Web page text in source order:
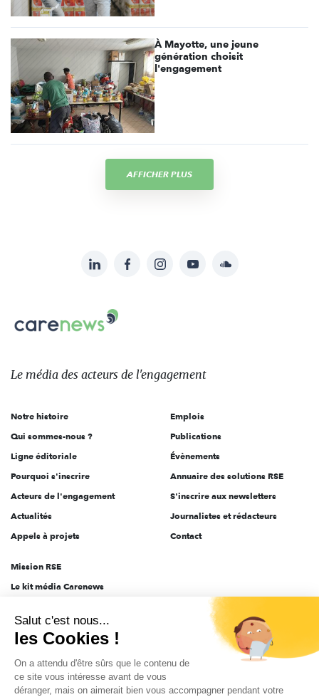
À Mayotte, une jeune
génération choisit
l'engagement
AFFICHER PLUS
sur:
LinkedInFacebookInstagramYouTubeSoundcloud
Carenews,
Le
des
l'engagement
Le média des acteurs de l'engagement
Notre histoire
Qui sommes-nous ?
Ligne éditoriale
Pourquoi s'inscrire
Acteurs de l'engagement
Actualités
Appels à projets
Emplois
Publications
Évènements
Annuaire des solutions RSE
S'inscrire aux newsletters
Journalistes et rédacteurs
Contact
Mission RSE
Le kit média Carenews
AEF info
Novethic
PRODURABLE
Inclusiv Day
Salut c'est nous...
les Cookies !
On a attendu d'être sûrs que le contenu de
ce site vous intéresse avant de vous
déranger, mais on aimerait bien vous accompagner pendant votre